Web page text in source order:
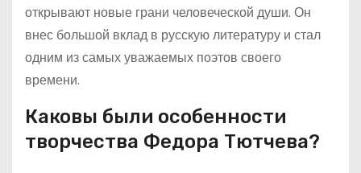
открывают новые грани человеческой души. Он
внес большой вклад в русскую литературу и стал
одним из самых уважаемых поэтов своего
времени.
Каковы были особенности
творчества Федора Тютчева?